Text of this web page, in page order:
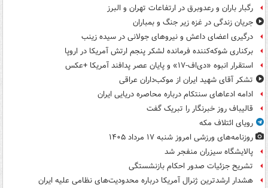
رگبار باران و رعدوبرق در ارتفاعات تهران و البرز
جریان زندگی در غزه زیر جنگ و بمباران
درگیری اعضای داعش و نیروهای جولانی در سیده زینب
برکناری شوکه‌کننده فرمانده لشکر پنجم ارتش آمریکا در اروپا
استقرار انبوه «دی‌اف‑۱۷» و پایان عصر پدافند آمریکا +عکس
تشکر آقای شهید ایران از موکب‌داران عراقی
ادامه ادعاهای سنتکام درباره محاصره دریایی ایران
قالیباف روز خبرنگار را تبریک گفت
رویای ائتلاف مکه
روزنامه‌های ورزشی امروز ‌شنبه ۱۷ مرداد ۱۴۰۵
پالایشگاه سیزران منفجر شد
تشریح جزئیات صدور احکام بازنشستگی
هشدار ارشدترین ژنرال آمریکا درباره محدودیت‌های نظامی علیه ایران